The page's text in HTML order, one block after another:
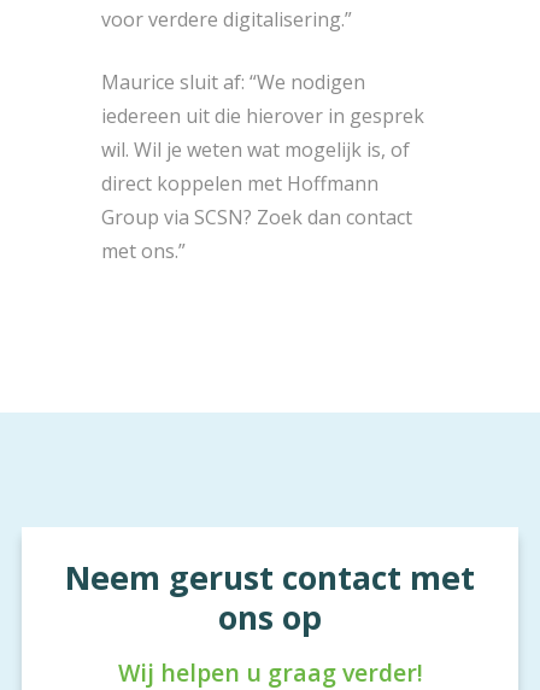
voor verdere digitalisering.”
Maurice sluit af: “We nodigen
iedereen uit die hierover in gesprek
wil. Wil je weten wat mogelijk is, of
direct koppelen met Hoffmann
Group via SCSN? Zoek dan contact
met ons.”
Neem gerust contact met
ons op
Wij helpen u graag verder!